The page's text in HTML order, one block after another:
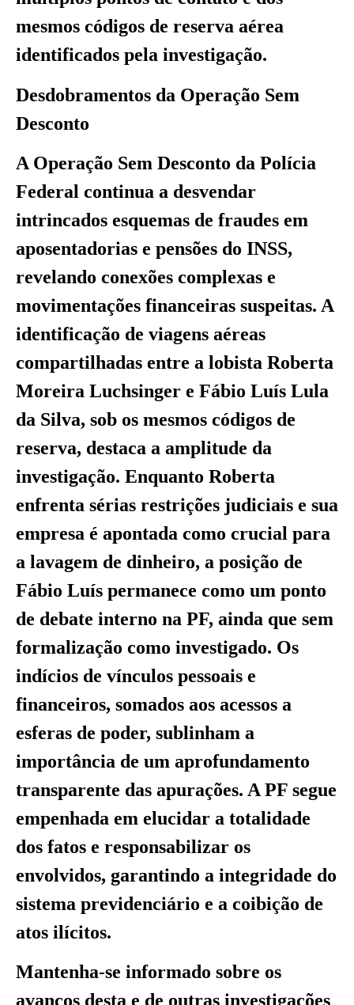
mesmos códigos de reserva aérea
identificados pela investigação.
Desdobramentos da Operação Sem
Desconto
A Operação Sem Desconto da Polícia
Federal continua a desvendar
intrincados esquemas de fraudes em
aposentadorias e pensões do INSS,
revelando conexões complexas e
movimentações financeiras suspeitas. A
identificação de viagens aéreas
compartilhadas entre a lobista Roberta
Moreira Luchsinger e Fábio Luís Lula
da Silva, sob os mesmos códigos de
reserva, destaca a amplitude da
investigação. Enquanto Roberta
enfrenta sérias restrições judiciais e sua
empresa é apontada como crucial para
a lavagem de dinheiro, a posição de
Fábio Luís permanece como um ponto
de debate interno na PF, ainda que sem
formalização como investigado. Os
indícios de vínculos pessoais e
financeiros, somados aos acessos a
esferas de poder, sublinham a
importância de um aprofundamento
transparente das apurações. A PF segue
empenhada em elucidar a totalidade
dos fatos e responsabilizar os
envolvidos, garantindo a integridade do
sistema previdenciário e a coibição de
atos ilícitos.
Mantenha-se informado sobre os
avanços desta e de outras investigações